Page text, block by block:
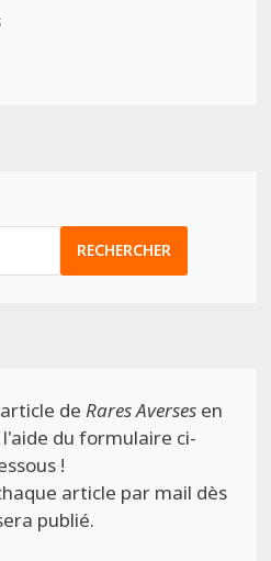
RECHERCHER
de Rares Aversesen
du formulaire ci-
!
article par mail dès
publié.